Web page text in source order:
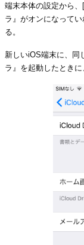
端末本体の設定から
ラ』がオンになって
る。
新しいiOS端末に、同
ラ』を起動したとき